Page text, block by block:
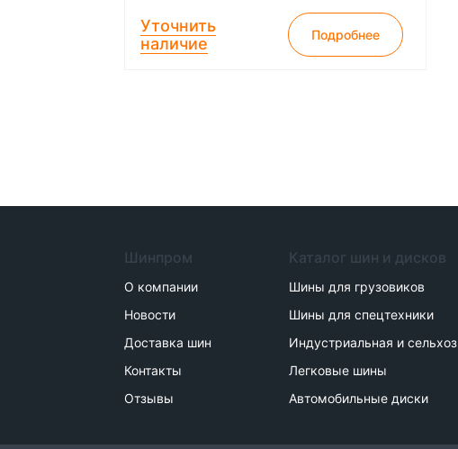
Уточнить
наличие
Подробнее
Шинпром
О компании
Новости
Доставка шин
Контакты
Отзывы
Каталог шин и дисков
Шины для грузовиков
Шины для спецтехники
Индустриальная и сельхоз
Легковые шины
Автомобильные диски